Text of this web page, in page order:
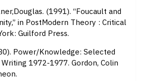
(1991). “Foucault and
in PostModern Theory : Critical
Guilford Press.
Power/Knowledge: Selected
1972-1977. Gordon, Colin